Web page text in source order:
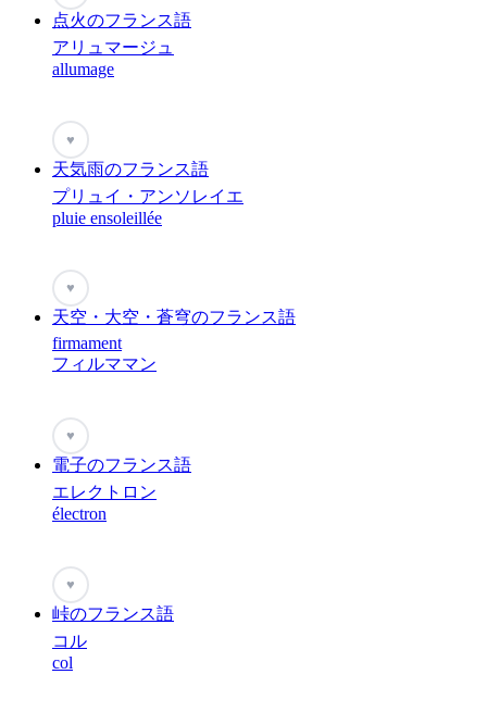
点火のフランス語
アリュマージュ
allumage
♥
天気雨のフランス語
プリュイ・アンソレイエ
pluie ensoleillée
♥
天空・大空・蒼穹のフランス語
firmament
フィルママン
♥
電子のフランス語
エレクトロン
électron
♥
峠のフランス語
コル
col